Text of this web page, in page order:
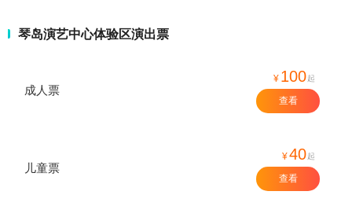
琴岛演艺中心体验区演出票
成人票
¥ 100起
查看
儿童票
¥40起
查看